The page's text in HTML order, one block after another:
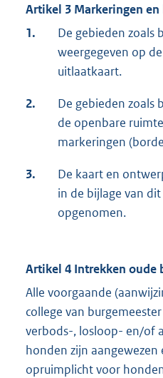
Artikel 3 Markeringen
1.
De gebieden zoals
weergegeven op
uitlaatkaart.
2.
De gebieden zoals
de openbare
markeringen
3.
De kaart en
in de bijlage van
opgenomen.
Artikel 4 Intrekken oude
Alle voorgaande
college van
verbods-, losloop- en/of
honden zijn
opruimplicht voor